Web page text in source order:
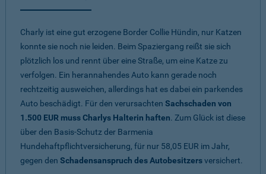
Charly ist eine gut erzogene Border Collie Hündin, nur Katzen
konnte sie noch nie leiden. Beim Spaziergang reißt sie sich
plötzlich los und rennt über eine Straße, um eine Katze zu
verfolgen. Ein herannahendes Auto kann gerade noch
rechtzeitig ausweichen, allerdings hat es dabei ein parkendes
Auto beschädigt. Für den verursachten Sachschaden von
1.500 EUR muss Charlys Halterin haften. Zum Glück ist diese
über den Basis-Schutz der Barmenia
Hundehaftpflichtversicherung, für nur 58,05 EUR im Jahr,
gegen den Schadensanspruch des Autobesitzersversichert.